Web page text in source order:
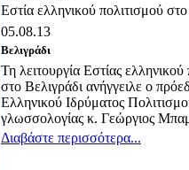
Εστία ελληνικού πολιτισμού
05.08.13
Βελιγράδι
Τη λειτουργία Εστίας ελληνικού
στο Βελιγράδι ανήγγειλε ο
Ελληνικού Ιδρύματος
γλωσσολογίας κ. Γεώργιος
Διαβάστε περισσότερα...